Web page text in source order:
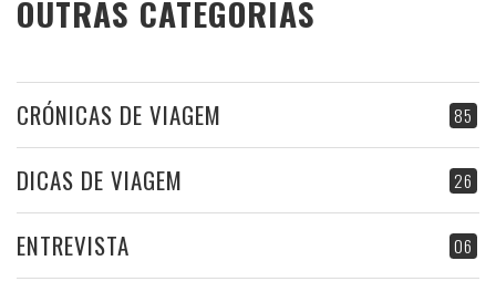
OUTRAS CATEGORIAS
85
CRÓNICAS DE VIAGEM
26
DICAS DE VIAGEM
06
ENTREVISTA